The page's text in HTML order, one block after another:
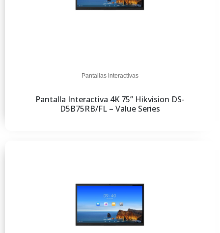
Pantallas interactivas
Pantalla Interactiva 4K 75” Hikvision DS-
D5B75RB/FL – Value Series